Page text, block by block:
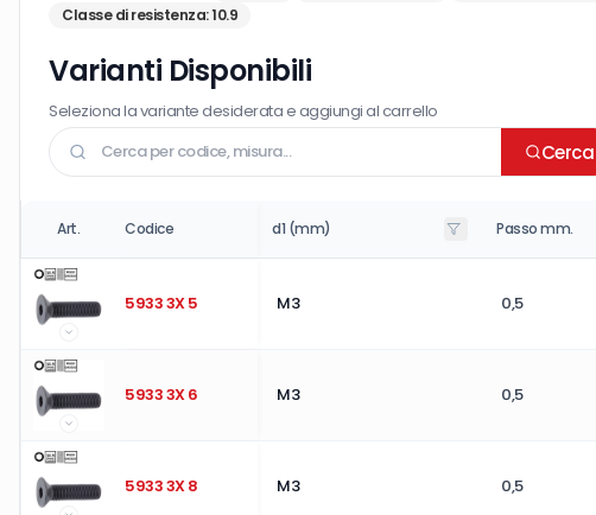
Classe di resistenza:10.9
Varianti Disponibili
Seleziona la variante desiderata e aggiungi al carrello
Cerca
Art. Codice d1 (mm) Passo mm.
5933 3X 5 M3 0,5
5933 3X 6 M3 0,5
5933 3X 8 M3 0,5